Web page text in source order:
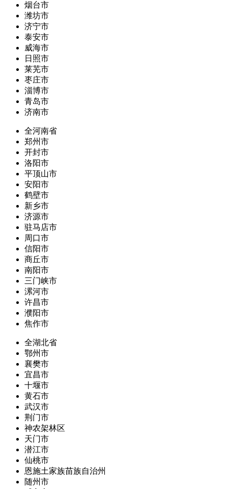
烟台市
潍坊市
济宁市
泰安市
威海市
日照市
莱芜市
枣庄市
淄博市
青岛市
济南市
全河南省
郑州市
开封市
洛阳市
平顶山市
安阳市
鹤壁市
新乡市
济源市
驻马店市
周口市
信阳市
商丘市
南阳市
三门峡市
漯河市
许昌市
濮阳市
焦作市
全湖北省
鄂州市
襄樊市
宜昌市
十堰市
黄石市
武汉市
荆门市
神农架林区
天门市
潜江市
仙桃市
恩施土家族苗族自治州
随州市